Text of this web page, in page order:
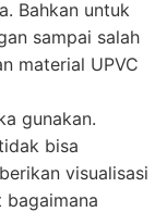
Bahkan untuk
sampai salah
material UPVC
gunakan.
bisa
visualisasi